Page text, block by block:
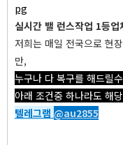
실시간 밸 런스작업 1등업
저희는 매일 전국으로 현
만,
누구나 다 복구를 해드릴
아래 조건중 하나라도 해
텔레그램 @au2855